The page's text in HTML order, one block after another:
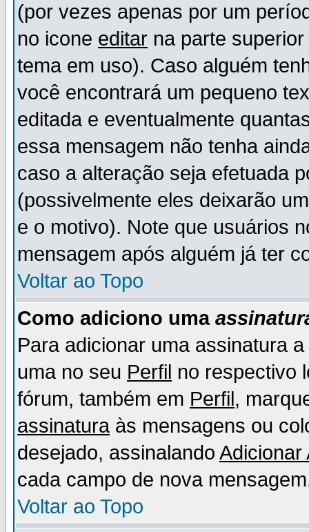
(por vezes apenas por um
no icone editar na parte
tema em uso). Caso alguém
você encontrará um pequeno
editada e eventualmente
essa mensagem não tenha
caso a alteração seja efetuada
(possivelmente eles deixarão
e o motivo). Note que usuários
mensagem após alguém já ter
Voltar ao Topo
Como adiciono uma
Para adicionar uma assinatura
uma no seu Perfil no respectivo
fórum, também em Perfil,
assinaturaàs mensagens ou
desejado, assinalando Adicionar
cada campo de nova
Voltar ao Topo